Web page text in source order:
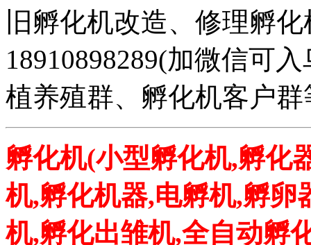
旧孵化机改造、修理孵
18910898289(加微信可
植养殖群、孵化机客户
孵化机(小型孵化机,孵化
机,孵化机器,电孵机,孵卵
机,孵化出雏机,全自动孵